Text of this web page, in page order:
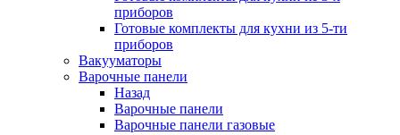
приборов
Готовые комплекты для кухни из 5-ти
приборов
Вакууматоры
Варочные панели
Назад
Варочные панели
Варочные панели газовые